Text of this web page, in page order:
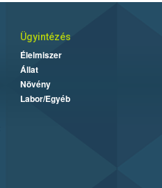
Ügyintézés
Élelmiszer
Állat
Növény
Labor/Egyéb